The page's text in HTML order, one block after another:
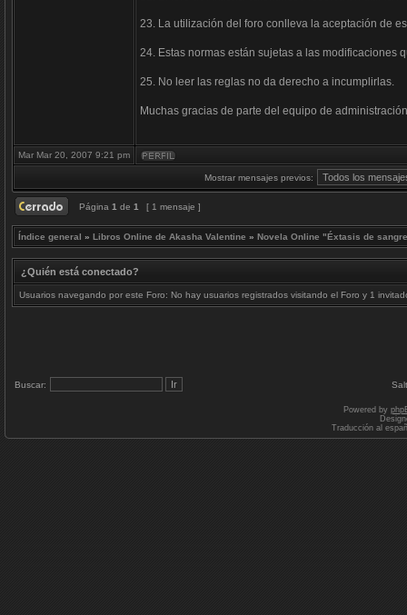
23. La utilización del foro conlleva la aceptación de
24. Estas normas están sujetas a las modificaciones
25. No leer las reglas no da derecho a incumplirlas.
Muchas gracias de parte del equipo de
Mar Mar 20, 2007 9:21 pm
Mostrar mensajes previos:
Página 1 de 1 [ 1 mensaje ]
Índice general » Libros Online de Akasha Valentine » Novela Online "Éxtasis de
¿Quién está conectado?
Usuarios navegando por este Foro: No hay usuarios registrados visitando el Foro y 1
Buscar:
Powered by
Traducción al